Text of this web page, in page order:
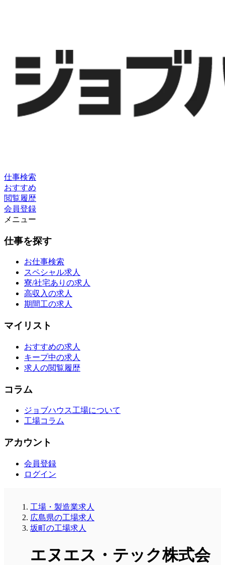
仕事検索
おすすめ
閲覧履歴
会員登録
メニュー
仕事を探す
お仕事検索
スペシャル求人
寮/社宅ありの求人
高収入の求人
期間工の求人
マイリスト
おすすめの求人
キープ中の求人
求人の閲覧履歴
コラム
ジョブハウス工場について
工場コラム
アカウント
会員登録
ログイン
工場・製造業求人
広島県の工場求人
坂町の工場求人
エヌエス・テック株式会